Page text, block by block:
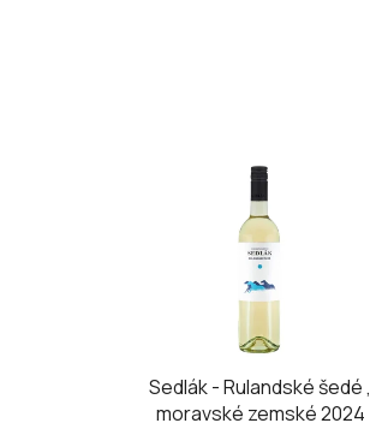
Sedlák - Rulandské šedé ,
moravské zemské 2024